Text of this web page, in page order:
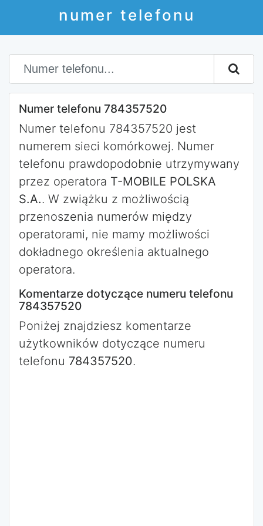
numer telefonu
Numer telefonu 784357520
Numer telefonu 784357520 jest
numerem sieci komórkowej. Numer
telefonu prawdopodobnie utrzymywany
przez operatora T-MOBILE POLSKA
S.A.. W zwiążku z możliwością
przenoszenia numerów między
operatorami, nie mamy możliwości
dokładnego określenia aktualnego
operatora.
Komentarze dotyczące numeru telefonu
784357520
Poniżej znajdziesz komentarze
użytkowników dotyczące numeru
telefonu 784357520.